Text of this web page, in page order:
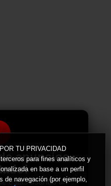
anuncios
estás usando un
TU PRIVACIDAD
para fines analíticos y
en base a un perfil
de navegación (por ejemplo,